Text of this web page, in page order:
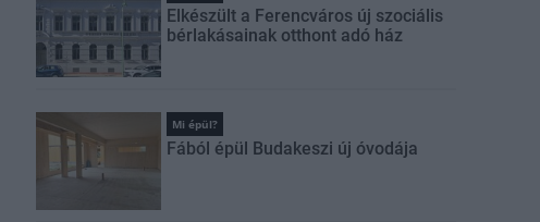
Elkészült a Ferencváros új szociális
bérlakásainak otthont adó ház
Mi épül?
Fából épül Budakeszi új óvodája